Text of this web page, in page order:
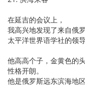
在延吉的会议上，
我高兴地发现了来自俄
太平洋世界语学社的领
他高高个子，金黄色的
性格开朗。
他是俄罗斯远东滨海地